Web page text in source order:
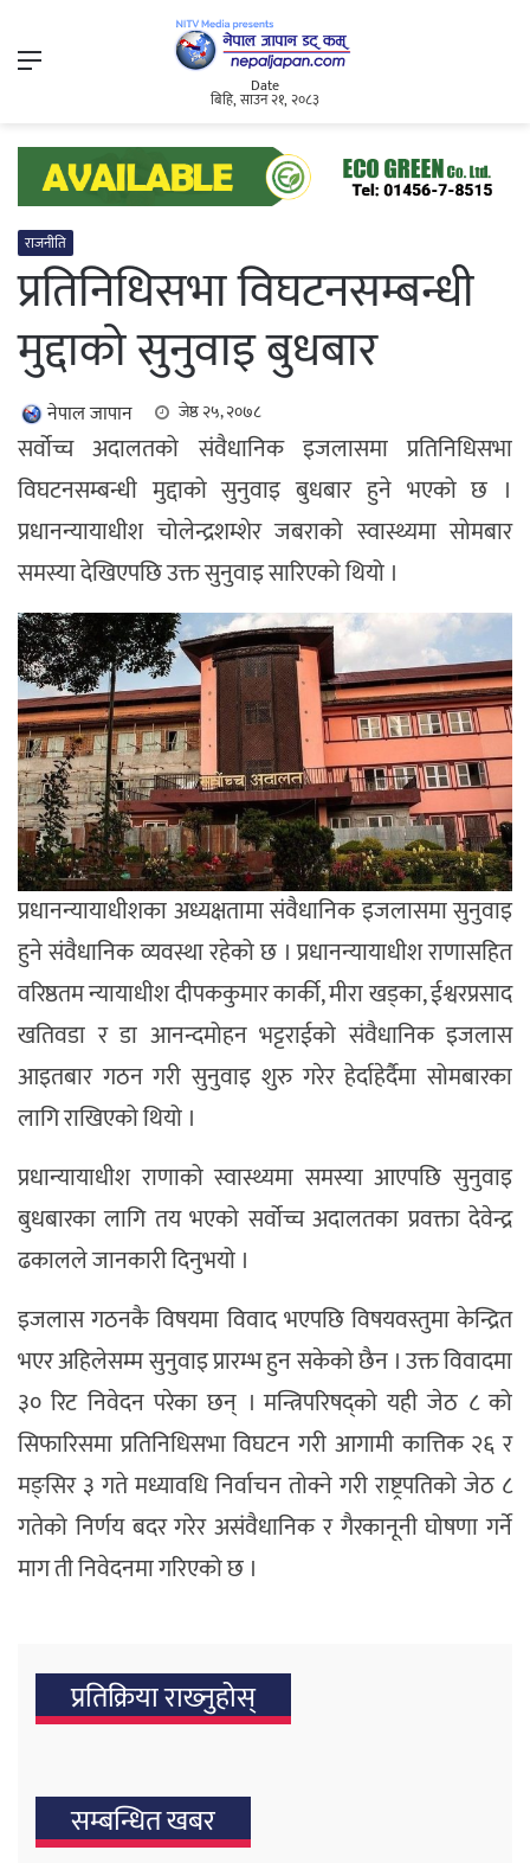
Menu
Date
बिहि, साउन २१, २०८३
राजनीति
प्रतिनिधिसभा विघटनसम्बन्धी
मुद्दाको सुनुवाइ बुधबार
नेपाल जापान जेष्ठ २५, २०७८
सर्वोच्च अदालतको संवैधानिक इजलासमा प्रतिनिधिसभा
विघटनसम्बन्धी मुद्दाको सुनुवाइ बुधबार हुने भएको छ ।
प्रधानन्यायाधीश चोलेन्द्रशम्शेर जबराको स्वास्थ्यमा सोमबार
समस्या देखिएपछि उक्त सुनुवाइ सारिएको थियो ।
प्रधानन्यायाधीशका अध्यक्षतामा संवैधानिक इजलासमा सुनुवाइ
हुने संवैधानिक व्यवस्था रहेको छ । प्रधानन्यायाधीश राणासहित
वरिष्ठतम न्यायाधीश दीपककुमार कार्की, मीरा खड्का, ईश्वरप्रसाद
खतिवडा र डा आनन्दमोहन भट्टराईको संवैधानिक इजलास
आइतबार गठन गरी सुनुवाइ शुरु गरेर हेर्दाहेर्दैमा सोमबारका
लागि राखिएको थियो ।
प्रधान्यायाधीश राणाको स्वास्थ्यमा समस्या आएपछि सुनुवाइ
बुधबारका लागि तय भएको सर्वोच्च अदालतका प्रवक्ता देवेन्द्र
ढकालले जानकारी दिनुभयो ।
इजलास गठनकै विषयमा विवाद भएपछि विषयवस्तुमा केन्द्रित
भएर अहिलेसम्म सुनुवाइ प्रारम्भ हुन सकेको छैन । उक्त विवादमा
३० रिट निवेदन परेका छन् । मन्त्रिपरिषद्को यही जेठ ८ को
सिफारिसमा प्रतिनिधिसभा विघटन गरी आगामी कात्तिक २६ र
मङ्सिर ३ गते मध्यावधि निर्वाचन तोक्ने गरी राष्ट्रपतिको जेठ ८
गतेको निर्णय बदर गरेर असंवैधानिक र गैरकानूनी घोषणा गर्ने
माग ती निवेदनमा गरिएको छ ।
प्रतिक्रिया राख्‍नुहोस्
सम्बन्धित खबर